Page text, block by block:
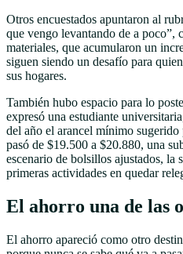
Otros encuestados apuntaron al
que vengo levantando de a
materiales, que acumularon un
siguen siendo un desafío para
sus hogares.
También hubo espacio para lo
expresó una estudiante
del año el arancel mínimo
pasó de $19.500 a $20.880, una
escenario de bolsillos ajustados, la
primeras actividades en quedar
El ahorro una de las
El ahorro apareció como otro